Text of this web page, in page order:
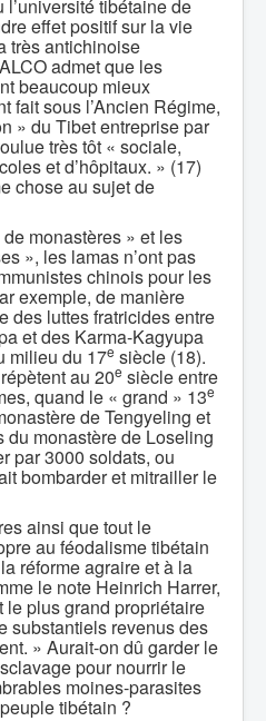
tibétaine de
effet positif sur la vie
très antichinoise
admet que les
beaucoup mieux
fait sous l’Ancien Régime,
» du Tibet entreprise par
très tôt « sociale,
et d’hôpitaux. » (17)
chose au sujet de
monastères » et les
», les lamas n’ont pas
chinois pour les
exemple, de manière
des luttes fratricides entre
et des Karma-Kagyupa
milieu du 17e siècle (18).
au 20e siècle entre
quand le « grand » 13e
de Tengyeling et
monastère de Loseling
par 3000 soldats, ou
bombarder et mitrailler le
ainsi que tout le
au féodalisme tibétain
réforme agraire et à la
le note Heinrich Harrer,
plus grand propriétaire
substantiels revenus des
» Aurait-on dû garder le
pour nourrir le
moines-parasites
tibétain ?